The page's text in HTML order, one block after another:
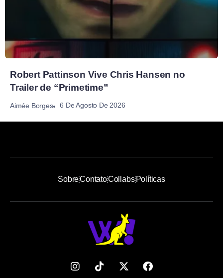
Robert Pattinson Vive Chris Hansen no
Trailer de “Primetime”
Aimée Borges 6 De Agosto De 2026
SobreContatoCollabsPolíticas